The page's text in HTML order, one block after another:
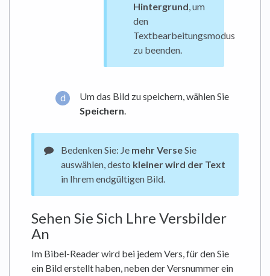
Hintergrund, um
den
Textbearbeitungsmodus
zu beenden.
Um das Bild zu speichern, wählen Sie
Speichern
Bedenken Sie: Je mehr VerseSie
auswählen, desto kleiner wird der Text
in Ihrem endgültigen Bild.
Sehen Sie Sich Lhre Versbilder
An
Im Bibel-Reader wird bei jedem Vers, für den Sie
ein Bild erstellt haben, neben der Versnummer ein